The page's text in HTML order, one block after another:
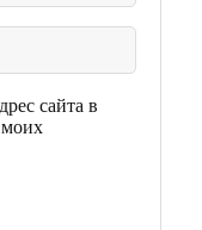
сайта в
моих